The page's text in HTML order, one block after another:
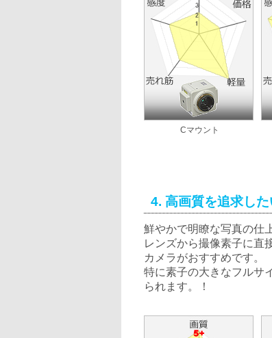
Cマウント
4. 高画質を追求した
鮮やかで明瞭な写真の仕
レンズから撮像素子に直
カメラがおすすめです。
特に素子の大きなフルサ
られます。！